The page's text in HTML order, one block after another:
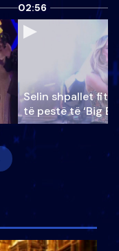
02:56
Selin shpallet
të pestë të ‘Big